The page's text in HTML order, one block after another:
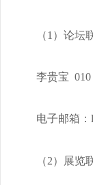
（1）论坛联
李贵宝 010 -
电子邮箱：
（2）展览联